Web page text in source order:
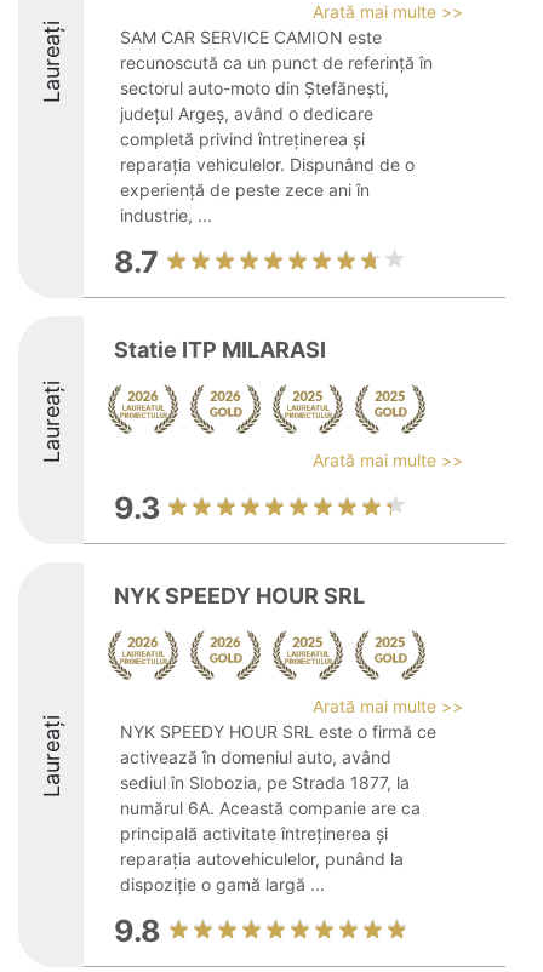
Laureați
Arată mai multe >>
SAM CAR SERVICE CAMION este
recunoscută ca un punct de referință în
sectorul auto-moto din Ștefănești,
județul Argeș, având o dedicare
completă privind întreținerea și
reparația vehiculelor. Dispunând de o
experiență de peste zece ani în
industrie, ...
8.7
Laureați
Statie ITP MILARASI
Arată mai multe >>
9.3
Laureați
NYK SPEEDY HOUR SRL
Arată mai multe >>
NYK SPEEDY HOUR SRL este o firmă ce
activează în domeniul auto, având
sediul în Slobozia, pe Strada 1877, la
numărul 6A. Această companie are ca
principală activitate întreținerea și
reparația autovehiculelor, punând la
dispoziție o gamă largă ...
9.8